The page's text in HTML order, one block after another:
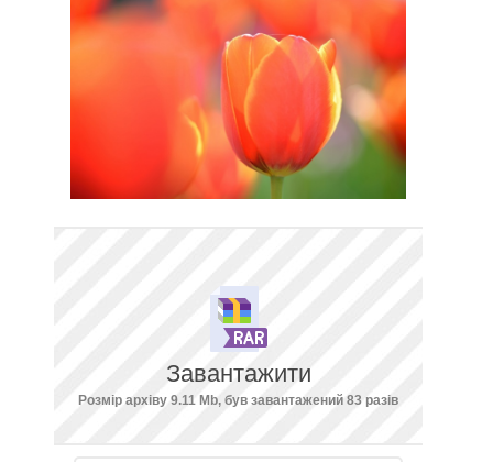
Завантажити
Розмір архіву 9.11 Mb, був завантажений 83 разів